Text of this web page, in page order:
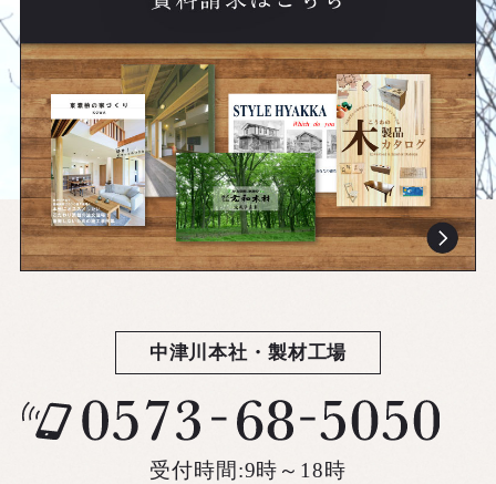
中津川本社・製材工場
受付時間:9時～18時